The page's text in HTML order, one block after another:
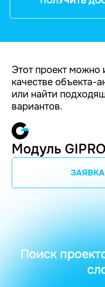
Этот проект можно
качестве объекта-
или найти
вариантов.
Модуль
Поиск